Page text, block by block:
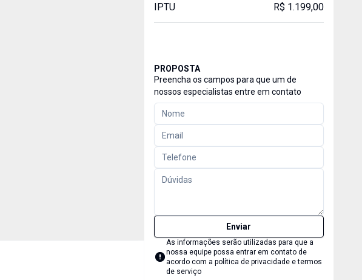
IPTU R$ 1.199,00
PROPOSTA
Preencha os campos para que um de
nossos especialistas entre em contato
Enviar
As informações serão utilizadas para que a
nossa equipe possa entrar em contato de
acordo com a política de privacidade e termos
de serviço